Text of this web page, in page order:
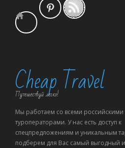
Cheap Travel
Путешествуй легко!
Мы работаем со всеми российскими
туроператорами. У нас есть доступ к
спецпредложениям и уникальным
подберем для Вас самый выгодный